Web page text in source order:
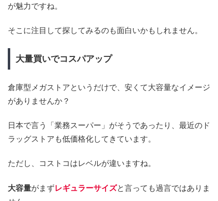
が魅力ですね。
そこに注目して探してみるのも面白いかもしれません。
大量買いでコスパアップ
倉庫型メガストアというだけで、安くて大容量なイメージ
がありませんか？
日本で言う「業務スーパー」がそうであったり、最近のド
ラッグストアも低価格化してきています。
ただし、コストコはレベルが違いますね。
大容量がまずレギュラーサイズと言っても過言ではありま